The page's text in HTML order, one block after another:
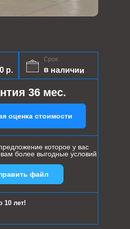
Срок:
в наличии
р.
36 мес.
оценка стоимости
которое у вас
более выгодные условий
10 лет!
файл